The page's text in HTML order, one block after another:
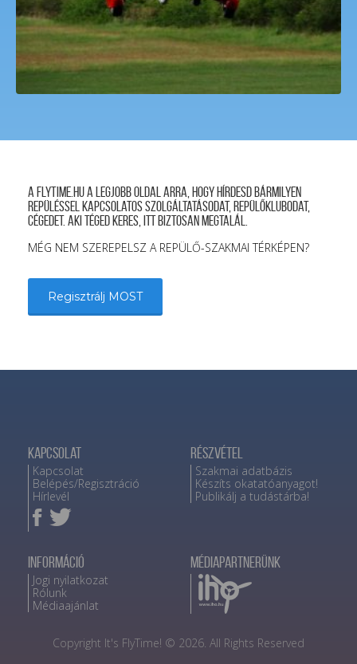
A FLYTIME.HU a legjobb oldal arra, hogy hírdesd bármilyen
repüléssel kapcsolatos szolgáltatásodat, repülőklubodat,
cégedet. Aki téged keres, itt biztosan megtalál.
MÉG NEM SZEREPELSZ A REPÜLŐ-SZAKMAI TÉRKÉPEN?
Regisztrálj MOST
Kapcsolat
Kapcsolat
Belépés/Regisztráció
Hírlevél
Részvétel
Szakmai adatbázis
Készíts okatatóanyagot!
Publikálj a tudástárba!
Információ
Jogi nyilatkozat
Rólunk
Médiaajánlat
Médiapartnerünk
Copyright It's FlyTime! © 2026. All Rights Reserved